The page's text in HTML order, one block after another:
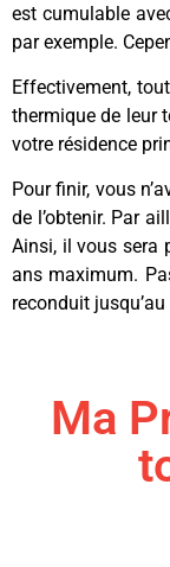
est cumulable
par exemple.
Effectivement,
thermique de leur
votre résidence
Pour finir, vous
de l’obtenir. Par
Ainsi, il vous sera
ans maximum.
reconduit
Ma